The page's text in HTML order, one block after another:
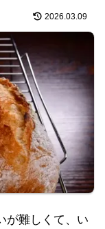
2026.03.09
が難しくて、い